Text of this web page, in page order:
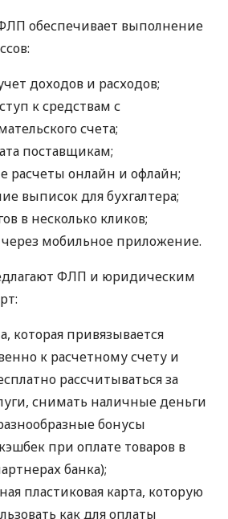
обеспечивает выполнение
доходов и расходов;
к средствам с
счета;
поставщикам;
расчеты онлайн и офлайн;
выписок для бухгалтера;
в несколько кликов;
мобильное приложение.
ФЛП и юридическим
которая привязывается
к расчетному счету и
рассчитываться за
снимать наличные деньги
бонусы
при оплате товаров в
банка);
пластиковая карта, которую
как для оплаты